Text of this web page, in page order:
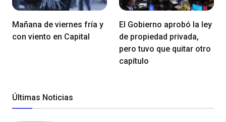
Mañana de viernes fría y
con viento en Capital
El Gobierno aprobó la ley
de propiedad privada,
pero tuvo que quitar otro
capítulo
Últimas Noticias